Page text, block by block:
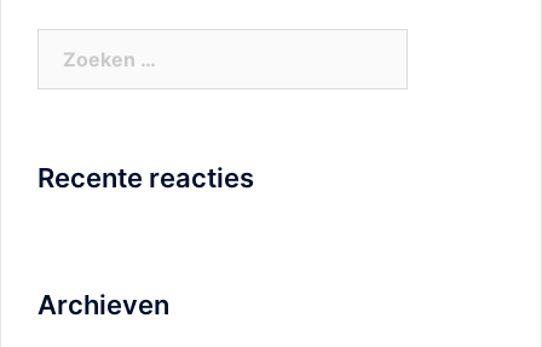
Recente reacties
Archieven